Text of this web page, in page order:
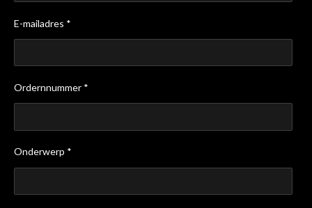
E-mailadres *
Ordernnummer *
Onderwerp *